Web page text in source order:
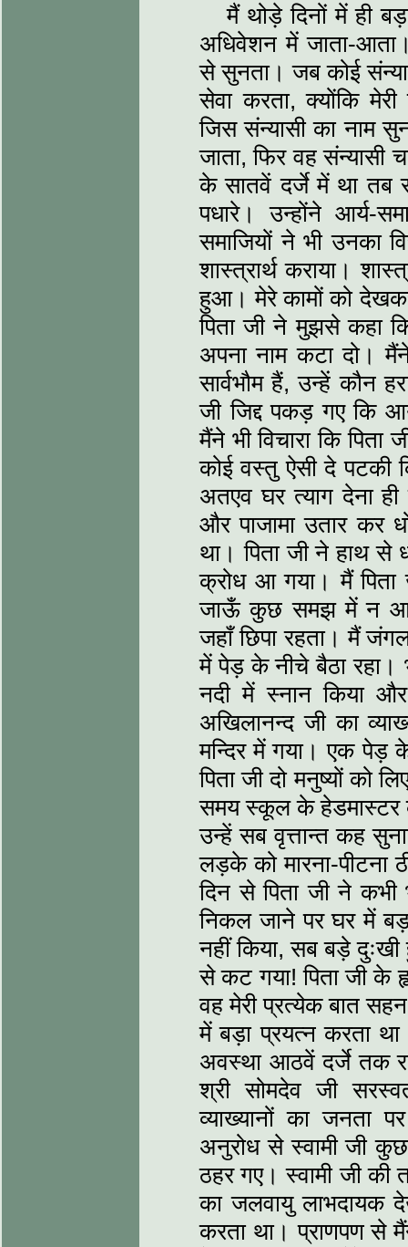
मैं थोड़े दिनों में ही
अधिवेशन में जाता-आता।
से सुनता। जब कोई
सेवा करता, क्योंकि
जिस संन्यासी का नाम
जाता, फिर वह संन्यासी
के सातवें दर्जे में था तब
पधारे। उन्होंने आर्य-
समाजियों ने भी उनका
शास्‍त्रार्थ कराया।
हुआ। मेरे कामों को
पिता जी ने मुझसे कहा
अपना नाम कटा दो।
सार्वभौम हैं, उन्हें कौन
जी जिद्द पकड़ गए कि
मैंने भी विचारा कि
कोई वस्तु ऐसी दे पटकी
अतएव घर त्याग देना
और पाजामा उतार कर
था। पिता जी ने हाथ
क्रोध आ गया। मैं
जाऊँ कुछ समझ में न
जहाँ छिपा रहता। मैं
में पेड़ के नीचे बैठा
नदी में स्नान किया
अखिलानन्द जी का
मन्दिर में गया। एक पेड़
पिता जी दो मनुष्यों को
समय स्कूल के हेडमास्टर
उन्हें सब वृत्तान्त कह
लड़के को मारना-
दिन से पिता जी ने कभी
निकल जाने पर घर में
नहीं किया, सब बड़े
से कट गया! पिता जी के
वह मेरी प्रत्येक बात
में बड़ा प्रयत्‍न करता
अवस्था आठवें दर्जे तक
श्री सोमदेव जी
व्याख्यानों का
अनुरोध से स्वामी जी
ठहर गए। स्वामी जी की
का जलवायु लाभदायक
करता था। प्राणपण से